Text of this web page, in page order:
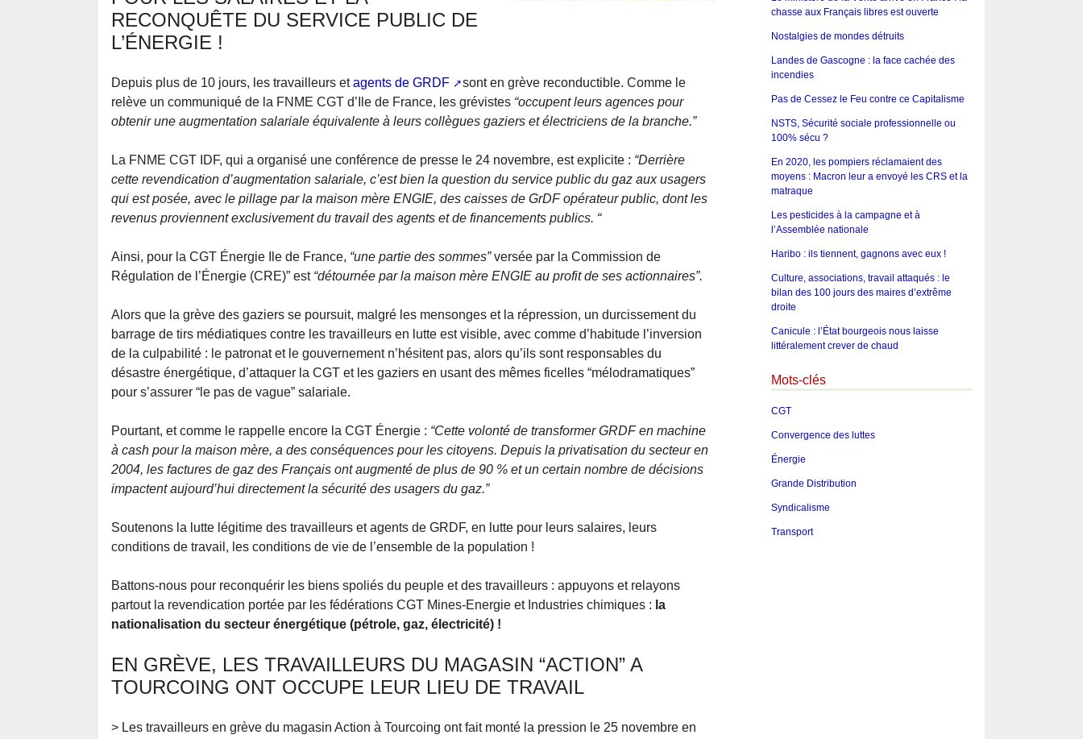
RECONQUÊTE DU SERVICE PUBLIC DE
L’ÉNERGIE !
Depuis plus de 10 jours, les travailleurs etagents de GRDF
sont en grève reconductible. Comme le
relève un communiqué de la FNME CGT d’Ile de France, les grévistes “occupent leurs agences pour
obtenir une augmentation salariale équivalente à leurs collègues gaziers et électriciens de la branche.”
La FNME CGT IDF, qui a organisé une conférence de presse le 24 novembre, est explicite : “Derrière
cette revendication d’augmentation salariale, c’est bien la question du service public du gaz aux usagers
qui est posée, avec le pillage par la maison mère ENGIE, des caisses de GrDF opérateur public, dont les
revenus proviennent exclusivement du travail des agents et de financements publics. “
Ainsi, pour la CGT Énergie Ile de France, “une partie des sommes”versée par la Commission de
Régulation de l’Énergie (CRE)” est “détournée par la maison mère ENGIE au profit de ses actionnaires”.
Alors que la grève des gaziers se poursuit, malgré les mensonges et la répression, un durcissement du
barrage de tirs médiatiques contre les travailleurs en lutte est visible, avec comme d’habitude l’inversion
de la culpabilité : le patronat et le gouvernement n’hésitent pas, alors qu’ils sont responsables du
désastre énergétique, d’attaquer la CGT et les gaziers en usant des mêmes ficelles “mélodramatiques”
pour s’assurer “le pas de vague” salariale.
Pourtant, et comme le rappelle encore la CGT Énergie : “Cette volonté de transformer GRDF en machine
à cash pour la maison mère, a des conséquences pour les citoyens. Depuis la privatisation du secteur en
2004, les factures de gaz des Français ont augmenté de plus de 90 % et un certain nombre de décisions
impactent aujourd’hui directement la sécurité des usagers du gaz.”
Soutenons la lutte légitime des travailleurs et agents de GRDF, en lutte pour leurs salaires, leurs
conditions de travail, les conditions de vie de l’ensemble de la population !
Battons-nous pour reconquérir les biens spoliés du peuple et des travailleurs : appuyons et relayons
partout la revendication portée par les fédérations CGT Mines-Energie et Industries chimiques : la
nationalisation du secteur énergétique (pétrole, gaz, électricité) !
EN GRÈVE, LES TRAVAILLEURS DU MAGASIN “ACTION” A
TOURCOING ONT OCCUPE LEUR LIEU DE TRAVAIL
> Les travailleurs en grève du magasin Action à Tourcoing ont fait monté la pression le 25 novembre en
chasse aux Français libres est ouverte
Nostalgies de mondes détruits
Landes de Gascogne : la face cachée des
incendies
Pas de Cessez le Feu contre ce Capitalisme
NSTS, Sécurité sociale professionnelle ou
100% sécu ?
En 2020, les pompiers réclamaient des
moyens : Macron leur a envoyé les CRS et la
matraque
Les pesticides à la campagne et à
l’Assemblée nationale
Haribo : ils tiennent, gagnons avec eux !
Culture, associations, travail attaqués : le
bilan des 100 jours des maires d’extrême
droite
Canicule : l’État bourgeois nous laisse
littéralement crever de chaud
Mots-clés
CGT
Convergence des luttes
Énergie
Grande Distribution
Syndicalisme
Transport